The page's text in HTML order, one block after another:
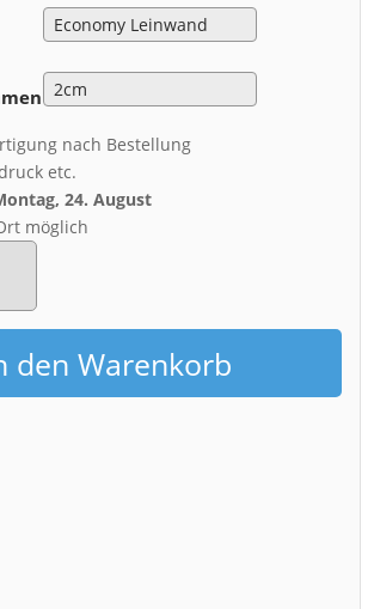
nach Bestellung
etc.
24. August
möglich
den Warenkorb